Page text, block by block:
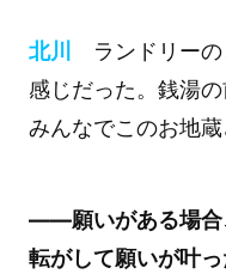
北川
ランドリーの
感じだった。銭湯
みんなでこのお地蔵
――願いがある場合
転がして願いが叶